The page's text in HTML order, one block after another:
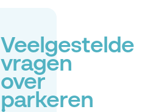
Veelgestelde
vragen
over
parkeren